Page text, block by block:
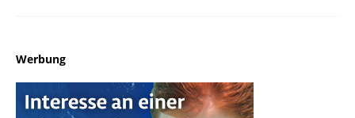
Werbung